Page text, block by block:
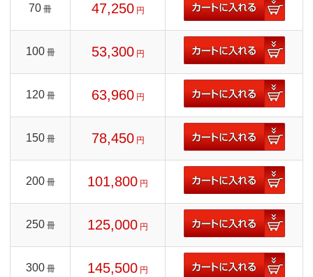
70 冊 47,250 円
100 冊 53,300 円
120 冊 63,960 円
150 冊 78,450 円
200 冊 101,800 円
250 冊 125,000 円
300 冊 145,500 円